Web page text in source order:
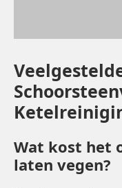
Wat kost het
laten vegen?